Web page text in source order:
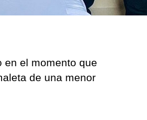
en el momento que
de una menor